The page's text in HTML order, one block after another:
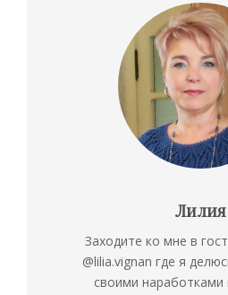
Лилия
Заходите ко мне в
@lilia.vignan где я
своими наработками